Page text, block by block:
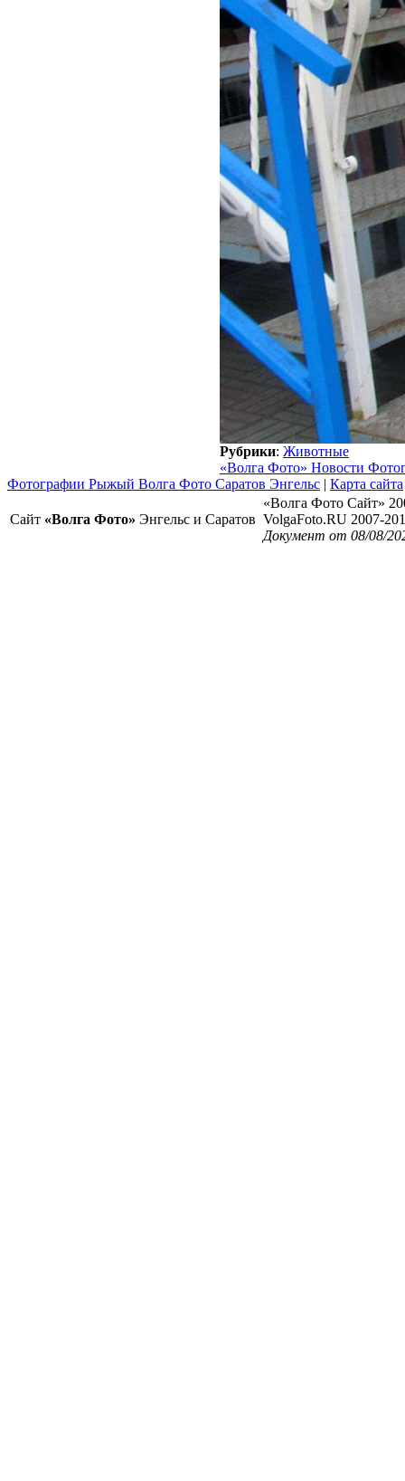
Рубрики: Животные
«Волга Фото» Новости
Фотографии Рыжый Волга Фото Саратов Энгельс | Карта сайта
Сайт «Волга Фото» Энгельс и Саратов
«Волга Фото Сайт»
VolgaFoto.RU 2007-
Документ от 08/08/